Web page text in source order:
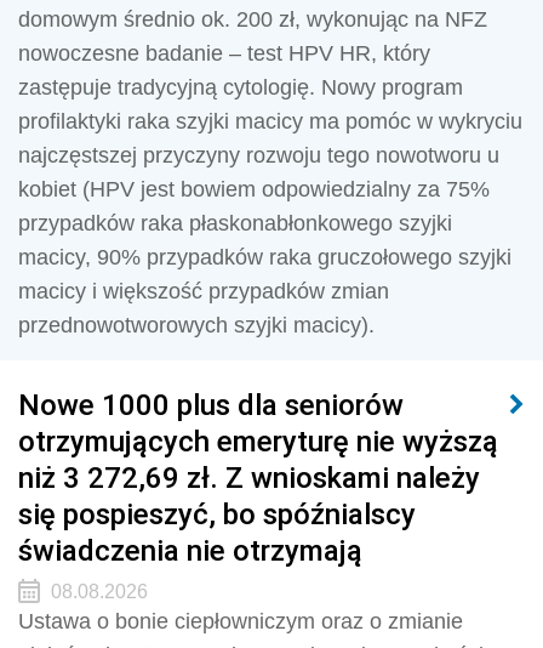
domowym średnio ok. 200 zł, wykonując na NFZ
nowoczesne badanie – test HPV HR, który
zastępuje tradycyjną cytologię. Nowy program
profilaktyki raka szyjki macicy ma pomóc w wykryciu
najczęstszej przyczyny rozwoju tego nowotworu u
kobiet (HPV jest bowiem odpowiedzialny za 75%
przypadków raka płaskonabłonkowego szyjki
macicy, 90% przypadków raka gruczołowego szyjki
macicy i większość przypadków zmian
przednowotworowych szyjki macicy).
Nowe 1000 plus dla seniorów
otrzymujących emeryturę nie wyższą
niż 3 272,69 zł. Z wnioskami należy
się pospieszyć, bo spóźnialscy
świadczenia nie otrzymają
08.08.2026
Ustawa o bonie ciepłowniczym oraz o zmianie